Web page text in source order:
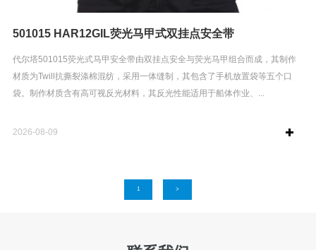
501015 HAR12GIL荧光马甲式双挂点安全带
代尔塔501015荧光式马甲安全带由双挂点安全与荧光马甲组合而成，其制作
材质为Twill抗撕裂涤棉混纺，采用一体缝制，其包含了手机放置袋等五个口
袋。制作材质含有高可视反光材料，其反光性能适用于船体作业、...
2026-08-09
1 >